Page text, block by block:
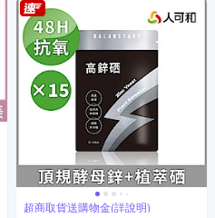
超商取貨送購物金(詳說明)